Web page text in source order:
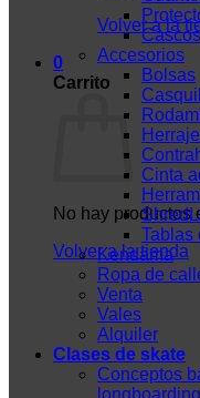
Volver a la
0
Carrito
No hay productos
Volver a la tienda
Cascos
Accesorios
Bolsas
Cinta
Tablas
Kendama
Ropa de
Venta
Vales
Alquiler
Clases de skate
Conceptos
longboarding